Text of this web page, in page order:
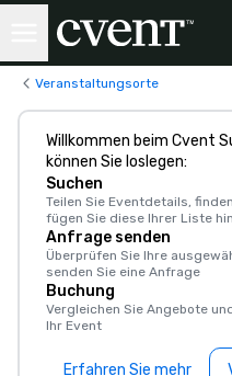
Veranstaltungsorte
Willkommen beim Cvent
können Sie loslegen:
Suchen
Teilen Sie Eventdetails,
fügen Sie diese Ihrer Liste
Anfrage senden
Überprüfen Sie Ihre
senden Sie eine Anfrage
Buchung
Vergleichen Sie Angebote
Ihr Event
Erfahren Sie mehr